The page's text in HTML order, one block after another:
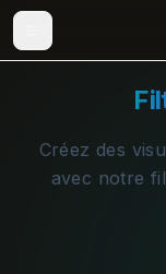
Créez des
avec notre